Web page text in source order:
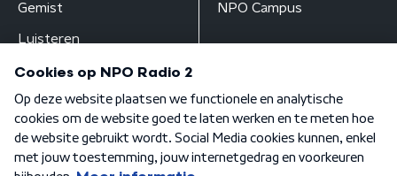
Gemist
Luisteren
NPO Campus
Algemene voorwaarden Privacybeleid